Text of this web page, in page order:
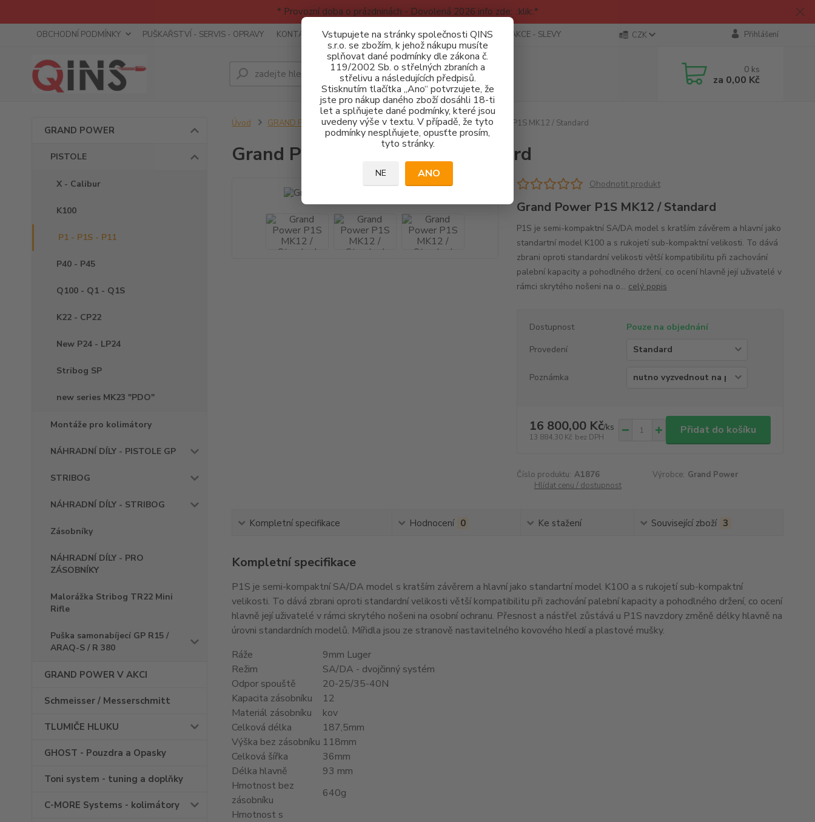
* Provozní doba o prázdninách - Dovolená 2026 info zde: .:klik:.*
Vstupujete na stránky společnosti QINS
s.r.o. se zbožím, k jehož nákupu musíte
splňovat dané podmínky dle zákona č.
119/2002 Sb. o střelných zbraních a
střelivu a následujících předpisů.
Stisknutím tlačítka „Ano“ potvrzujete, že
jste pro nákup daného zboží dosáhli 18-ti
let a splňujete dané podmínky, které jsou
uvedeny výše v textu. V případě, že tyto
podmínky nesplňujete, opusťte prosím,
tyto stránky.
NE ANO
OBCHODNÍ PODMÍNKY PUŠKAŘSTVÍ - SERVIS - OPRAVY KONTAKTY RECENZE - INFO SPORTOVNÍ AKCE AKCE - SLEVY CZK Přihlášení
Hledat 0 ks
za 0,00 Kč
GRAND POWER
PISTOLE
X - Calibur
K100
P1 - P1S - P11
P40 - P45
Q100 - Q1 - Q1S
K22 - CP22
New P24 - LP24
Stribog SP
new series MK23 "PDO"
Montáže pro kolimátory
NÁHRADNÍ DÍLY - PISTOLE GP
STRIBOG
NÁHRADNÍ DÍLY - STRIBOG
Zásobníky
NÁHRADNÍ DÍLY - PRO
ZÁSOBNÍKY
Malorážka Stribog TR22 Mini
Rifle
Puška samonabíjecí GP R15 /
ARAQ-S / R 380
GRAND POWER V AKCI
Schmeisser / Messerschmitt
TLUMIČE HLUKU
GHOST - Pouzdra a Opasky
Toni system - tuning a doplňky
C-MORE Systems - kolimátory
Úvod GRAND POWER PISTOLE P1 - P1S - P11 Grand Power P1S MK12 / Standard
Grand Power P1S MK12 / Standard
Ohodnotit produkt
Grand Power P1S MK12 / Standard
P1S je semi-kompaktní SA/DA model s kratším závěrem a hlavní jako
standartní model K100 a s rukojetí sub-kompaktní velikosti. To dává
zbrani oproti standardní velikosti větší kompatibilitu při zachování
palební kapacity a pohodlného držení, co ocení hlavně její uživatelé v
rámci skrytého nošeni na o... celý popis
Dostupnost
Pouze na objednání
Provedení
Poznámka
16 800,00 Kč/ks
13 884,30 Kč bez DPH
Přidat do košíku
Číslo produktu: A1876 Výrobce: Grand Power
Hlídat cenu / dostupnost
Kompletní specifikace Hodnocení 0 Ke stažení Související zboží 3
Kompletní specifikace
P1S je semi-kompaktní SA/DA model s kratším závěrem a hlavní jako standartní model K100 a s rukojetí sub-kompaktní
velikosti. To dává zbrani oproti standardní velikosti větší kompatibilitu při zachování palební kapacity a pohodlného držení, co ocení
hlavně její uživatelé v rámci skrytého nošeni na osobní ochranu. Přesnost a nástřel zůstává u P1S navzdory změně délky hlavně na
úrovni standardních modelů. Mířidla jsou ze stranově nastavitelného kovového hledí a plastové mušky.
Ráže
9mm Luger
Režim
SA/DA - dvojčinný systém
Odpor spouště
20-25/35-40N
Kapacita zásobníku
12
Materiál zásobníku
kov
Celková délka
187,5mm
Výška bez zásobníku 118mm
Celková šířka
36mm
Délka hlavně
93 mm
Hmotnost bez
zásobníku
640g
Hmotnost s